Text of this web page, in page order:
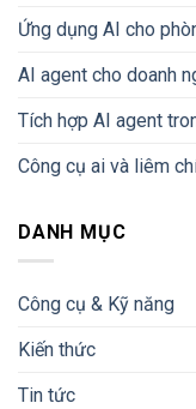
Ứng dụng AI cho
AI agent cho doanh
Tích hợp AI agent
Công cụ ai và liêm
DANH MỤC
Công cụ & Kỹ năng
Kiến thức
Tin tức